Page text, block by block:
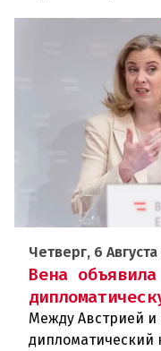
Четверг, 6 Августа
Вена
Между Австрией и
дипломатический